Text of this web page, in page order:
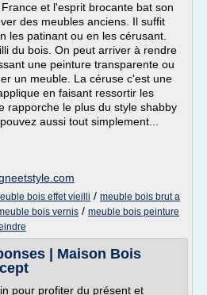
et l'esprit brocante bat son
des meubles anciens. Il suffit
les patinant ou en les cérusant.
du bois. On peut arriver à rendre
une peinture transparente ou
un meuble. La céruse c'est une
en faisant ressortir les
rapporche le plus du style shabby
aussi tout simplement...
bois effet vieilli / meuble bois brut a
bois vernis / meuble bois peinture
| Maison Bois
pour profiter du présent et